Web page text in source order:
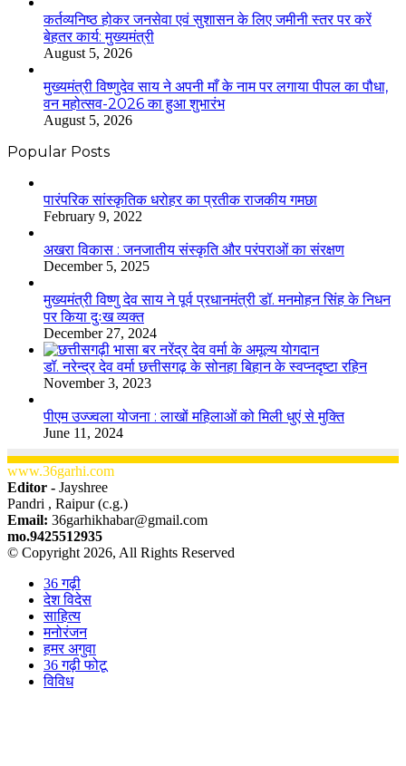
कर्तव्यनिष्ठ होकर जनसेवा एवं सुशासन के लिए जमीनी स्तर पर करें
बेहतर कार्य: मुख्यमंत्री
August 5, 2026
मुख्यमंत्री विष्णुदेव साय ने अपनी माँ के नाम पर लगाया पीपल का पौधा,
वन महोत्सव-2026 का हुआ शुभारंभ
August 5, 2026
Popular Posts
​​​​​​​पारंपरिक सांस्कृतिक धरोहर का प्रतीक राजकीय गमछा
February 9, 2022
अखरा विकास : जनजातीय संस्कृति और परंपराओं का संरक्षण
December 5, 2025
मुख्यमंत्री विष्णु देव साय ने पूर्व प्रधानमंत्री डॉ. मनमोहन सिंह के निधन
पर किया दुःख व्यक्त
December 27, 2024
डॉ. नरेन्द्र देव वर्मा छत्तीसगढ़ के सोनहा बिहान के स्वप्नदृष्टा रहिन
November 3, 2023
पीएम उज्ज्वला योजना : लाखों महिलाओं को मिली धुएं से मुक्ति
June 11, 2024
www.36garhi.com
Editor - Jayshree
Pandri , Raipur (c.g.)
Email: 36garhikhabar@gmail.com
mo.9425512935
© Copyright 2026, All Rights Reserved
36 गढ़ी
देश विदेस
साहित्य
मनोरंजन
हमर अगुवा
36 गढ़ी फोटू
विविध